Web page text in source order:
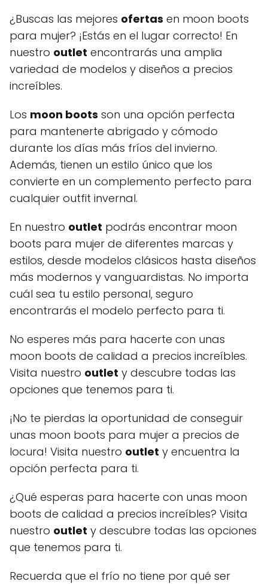
¿Buscas las mejores ofertas en moon boots
para mujer? ¡Estás en el lugar correcto! En
nuestro outlet encontrarás una amplia
variedad de modelos y diseños a precios
increíbles.
Los moon boots son una opción perfecta
para mantenerte abrigado y cómodo
durante los días más fríos del invierno.
Además, tienen un estilo único que los
convierte en un complemento perfecto para
cualquier outfit invernal.
En nuestro outlet podrás encontrar moon
boots para mujer de diferentes marcas y
estilos, desde modelos clásicos hasta diseños
más modernos y vanguardistas. No importa
cuál sea tu estilo personal, seguro
encontrarás el modelo perfecto para ti.
No esperes más para hacerte con unas
moon boots de calidad a precios increíbles.
Visita nuestro outlet y descubre todas las
opciones que tenemos para ti.
¡No te pierdas la oportunidad de conseguir
unas moon boots para mujer a precios de
locura! Visita nuestro outlet y encuentra la
opción perfecta para ti.
¿Qué esperas para hacerte con unas moon
boots de calidad a precios increíbles? Visita
nuestro outlet y descubre todas las opciones
que tenemos para ti.
Recuerda que el frío no tiene por qué ser